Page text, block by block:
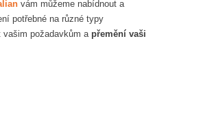
vám můžeme nabídnout a
potřebné na různé typy
vašim požadavkům a přemění vaši